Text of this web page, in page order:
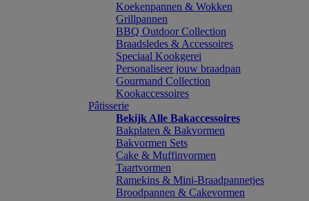
Koekenpannen & Wokken
Grillpannen
BBQ Outdoor Collection
Braadsledes & Accessoires
Speciaal Kookgerei
Personaliseer jouw braadpan
Gourmand Collection
Kookaccessoires
Pâtisserie
Bekijk Alle Bakaccessoires
Bakplaten & Bakvormen
Bakvormen Sets
Cake & Muffinvormen
Taartvormen
Ramekins & Mini-Braadpannetjes
Broodpannen & Cakevormen